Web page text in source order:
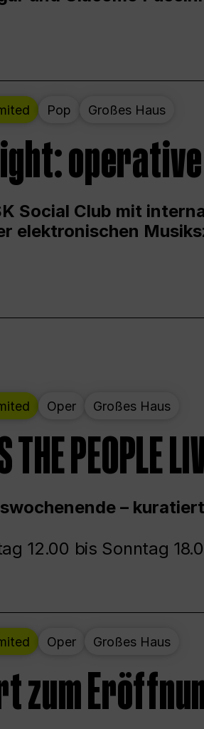
Pop Großes Haus
Social Club mit
elektronischen
Oper Großes Haus
PEOPLE
–
12.00 bis Sonntag
Oper Großes Haus
zum